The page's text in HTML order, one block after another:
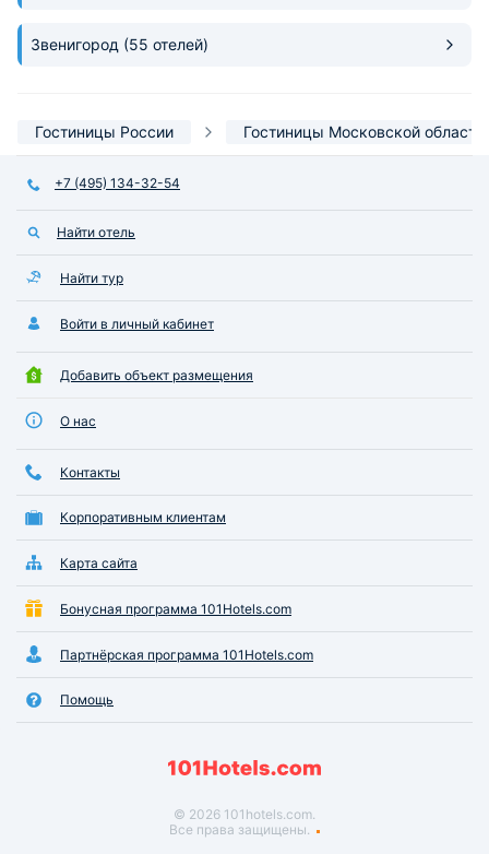
Звенигород (55 отелей)
Гостиницы России Гостиницы Московской области
+7 (495) 134-32-54
Найти отель
Найти тур
Войти в личный кабинет
Добавить объект размещения
О нас
Контакты
Корпоративным клиентам
Карта сайта
Бонусная программа 101Hotels.com
Партнёрская программа 101Hotels.com
Помощь
© 2026 101hotels.com.
Все права защищены.